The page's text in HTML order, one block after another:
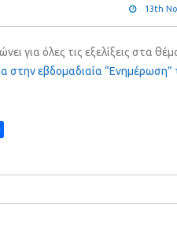
13th
για όλες τις εξελίξεις στα
στην εβδομαδιαία “Ενημέρωση”